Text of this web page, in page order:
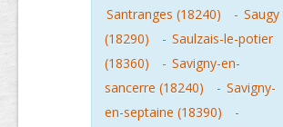
Santranges (18240)
- Saugy
(18290)
- Saulzais-le-potier
(18360)
- Savigny-en-
sancerre (18240)
- Savigny-
en-septaine (18390)
-